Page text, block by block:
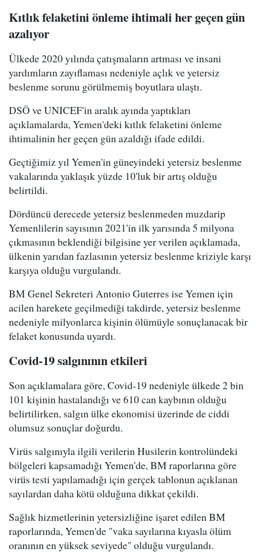
Kıtlık felaketini önleme ihtimali her geçen gün
azalıyor
Ülkede 2020 yılında çatışmaların artması ve insani
yardımların zayıflaması nedeniyle açlık ve yetersiz
beslenme sorunu görülmemiş boyutlara ulaştı.
DSÖ ve UNICEF'in aralık ayında yaptıkları
açıklamalarda, Yemen'deki kıtlık felaketini önleme
ihtimalinin her geçen gün azaldığı ifade edildi.
Geçtiğimiz yıl Yemen'in güneyindeki yetersiz beslenme
vakalarında yaklaşık yüzde 10'luk bir artış olduğu
belirtildi.
Dördüncü derecede yetersiz beslenmeden muzdarip
Yemenlilerin sayısının 2021'in ilk yarısında 5 milyona
çıkmasının beklendiği bilgisine yer verilen açıklamada,
ülkenin yarıdan fazlasının yetersiz beslenme kriziyle karşı
karşıya olduğu vurgulandı.
BM Genel Sekreteri Antonio Guterres ise Yemen için
acilen harekete geçilmediği takdirde, yetersiz beslenme
nedeniyle milyonlarca kişinin ölümüyle sonuçlanacak bir
felaket konusunda uyardı.
Covid-19 salgınının etkileri
Son açıklamalara göre, Covid-19 nedeniyle ülkede 2 bin
101 kişinin hastalandığı ve 610 can kaybının olduğu
belirtilirken, salgın ülke ekonomisi üzerinde de ciddi
olumsuz sonuçlar doğurdu.
Virüs salgınıyla ilgili verilerin Husilerin kontrolündeki
bölgeleri kapsamadığı Yemen'de, BM raporlarına göre
virüs testi yapılamadığı için gerçek tablonun açıklanan
sayılardan daha kötü olduğuna dikkat çekildi.
Sağlık hizmetlerinin yetersizliğine işaret edilen BM
raporlarında, Yemen'de "vaka sayılarına kıyasla ölüm
oranının en yüksek seviyede" olduğu vurgulandı.